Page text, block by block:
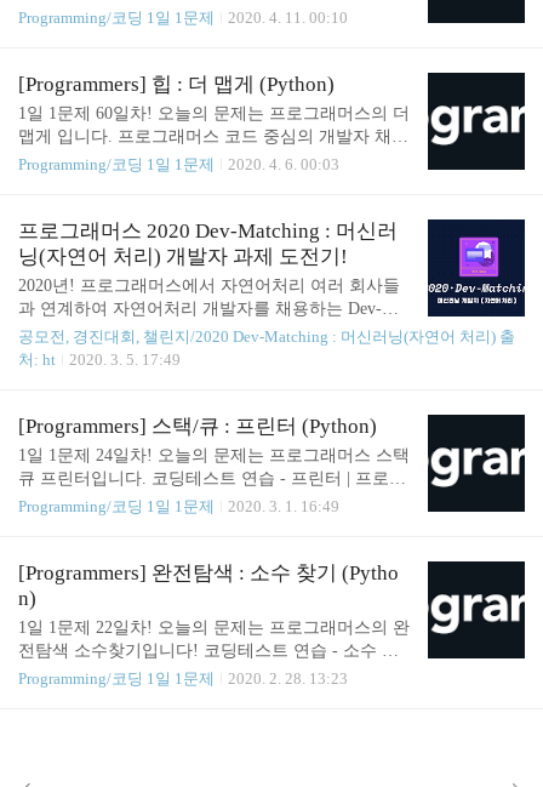
= 0: break if sum(trucks_on_bridge) <..
용. 스택 기반의 포지션 매칭. 프로그래머스의 개발
ution def solution(clothes): answer = 1 spy_clothes_dict
= {} for cloth in clothes: if cloth[1] not in spy_clothes_d
ict.keys(): spy_clothes_dict[cloth[1]] = 1 else: spy_cloth
ues = list(sp..
Programming/코딩 1일 1문제 2020. 4. 11. 00:10
[Programmers] 힙 : 더 맵게 (Python)
1일 1문제 60일차! 오늘의 문제는 프로그래머스의 더
맵게 입니다. 프로그래머스 코드 중심의 개발자 채
용. 스택 기반의 포지션 매칭. 프로그래머스의 개발
번째 시도 def solution(scoville, K): answer = -1 count =
0 check_flag = False while min(scoville) < K: scoville =
sorted(scoville, reverse=True) scoville.append(scoville.p
op() + (scoville.pop() * 2) ) if len(scoville) == 1 and sco
ville[0] < K: check_f..
Programming/코딩 1일 1문제 2020. 4. 6. 00:03
프로그래머스 2020 Dev-Matching : 머신러
닝(자연어 처리) 개발자 과제 도전기!
2020년! 프로그래머스에서 자연어처리 여러 회사들
과 연계하여 자연어처리 개발자를 채용하는 Dev-Mat
ching 챌린지가 열렸습니다. 마침 멀티캠퍼스 자연어
처리 과정을 마치고 쿠팡 상차 아르바이트를 하며 취
5개 회사 서류 접수 -> 사전 과제 -> 코딩테스트 ( 과
제 통과 인원들 ) -> 지원한 회사 중 합격한 회사 면접
순으로 일정이 진행되었습니다. 먼저 서류를 제출하
고 과제를 열심히 기다렸습니다. 2월 1일! 드디어 과
제가 오픈되었습니다. 과제의 내용은 해시코드라는
글을 자동으로 분류할 수 있는 모델을 만드는 것이었
습니다. 이 글이 5개..
공모전, 경진대회, 챌린지/2020 Dev-Matching : 머신러닝(자연어 처리) 출
처: ht
2020. 3. 5. 17:49
[Programmers] 스택/큐 : 프린터 (Python)
1일 1문제 24일차! 오늘의 문제는 프로그래머스 스택
큐 프린터입니다. 코딩테스트 연습 - 프린터 | 프로그
래머스 일반적인 프린터는 인쇄 요청이 들어온 순서
중요도가 높은 문서를 먼저 인쇄하는 프린터를 개발
했습니다. 이 새롭게 개발한 프린터는 아래와 같은
방식으로 인쇄 작업을 수행합니다. 1. 인쇄 대기목록
의 가장 앞에 있는 문서(J)를 대기목록에서 꺼냅니다.
2. 나머지 인쇄 대기목록에서 J보다 중요도가 높은 문
서가 한 개라도 존재하면 J를 대기목록의 가장 마지
Programming/코딩 1일 1문제 2020. 3. 1. 16:49
[Programmers] 완전탐색 : 소수 찾기 (Pytho
n)
1일 1문제 22일차! 오늘의 문제는 프로그래머스의 완
전탐색 소수찾기입니다! 코딩테스트 연습 - 소수 찾
기 | 프로그래머스 한자리 숫자가 적힌 종이 조각이
Programming/코딩 1일 1문제 2020. 2. 28. 13:23